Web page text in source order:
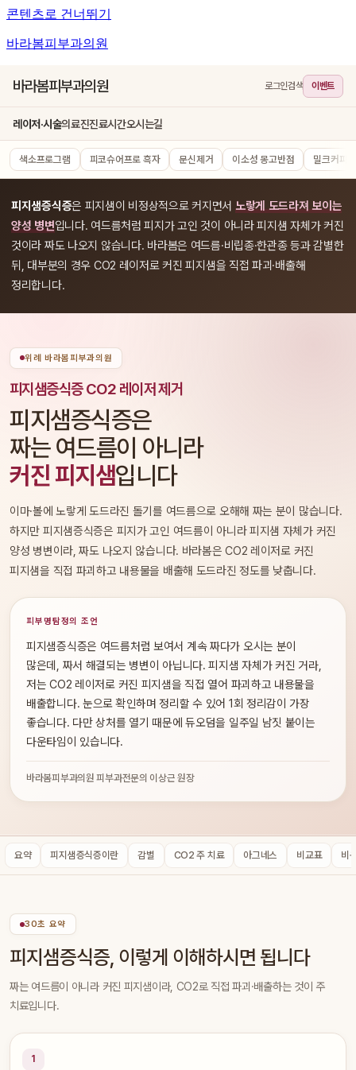
콘텐츠로 건너뛰기
바라봄피부과의원
바라봄피부과의원 로그인검색 이벤트
레이저·시술의료진진료시간오시는길
색소프로그램 피코슈어프로 흑자 문신제거 이소성 몽고반점 밀크커피
피지샘증식증은 피지샘이 비정상적으로 커지면서 노랗게 도드라져 보이는
양성 병변입니다. 여드름처럼 피지가 고인 것이 아니라 피지샘 자체가 커진
것이라 짜도 나오지 않습니다. 바라봄은 여드름·비립종·한관종 등과 감별한
뒤, 대부분의 경우 CO2 레이저로 커진 피지샘을 직접 파괴·배출해
정리합니다.
위례 바라봄피부과의원
피지샘증식증 CO2 레이저 제거
피지샘증식증은
짜는 여드름이 아니라
커진 피지샘입니다
이마·볼에 노랗게 도드라진 돌기를 여드름으로 오해해 짜는 분이 많습니다.
하지만 피지샘증식증은 피지가 고인 여드름이 아니라 피지샘 자체가 커진
양성 병변이라, 짜도 나오지 않습니다. 바라봄은 CO2 레이저로 커진
피지샘을 직접 파괴하고 내용물을 배출해 도드라진 정도를 낮춥니다.
피부명탐정의 조언
피지샘증식증은 여드름처럼 보여서 계속 짜다가 오시는 분이
많은데, 짜서 해결되는 병변이 아닙니다. 피지샘 자체가 커진 거라,
저는 CO2 레이저로 커진 피지샘을 직접 열어 파괴하고 내용물을
배출합니다. 눈으로 확인하며 정리할 수 있어 1회 정리감이 가장
좋습니다. 다만 상처를 열기 때문에 듀오덤을 일주일 남짓 붙이는
다운타임이 있습니다.
바라봄피부과의원 피부과전문의 이상근 원장
요약 피지샘증식증이란 감별 CO2 주 치료 아그네스 비교표 비
30초 요약
피지샘증식증, 이렇게 이해하시면 됩니다
짜는 여드름이 아니라 커진 피지샘이라, CO2로 직접 파괴·배출하는 것이 주
치료입니다.
1